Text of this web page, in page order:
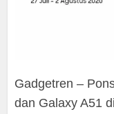
Gadgetren –
dan Galaxy A51